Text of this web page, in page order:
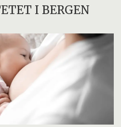
I BERGEN